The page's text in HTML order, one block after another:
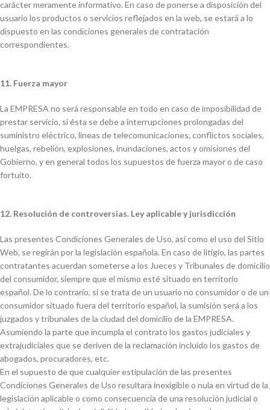
carácter meramente informativo. En caso de ponerse a disposición del
usuario los productos o servicios reflejados en la web, se estará a lo
dispuesto en las condiciones generales de contratación
correspondientes.
11. Fuerza mayor
La EMPRESA no será responsable en todo en caso de imposibilidad de
prestar servicio, si ésta se debe a interrupciones prolongadas del
suministro eléctrico, líneas de telecomunicaciones, conflictos sociales,
huelgas, rebelión, explosiones, inundaciones, actos y omisiones del
Gobierno, y en general todos los supuestos de fuerza mayor o de caso
fortuito.
12. Resolución de controversias. Ley aplicable y jurisdicción
Las presentes Condiciones Generales de Uso, así como el uso del Sitio
Web, se regirán por la legislación española. En caso de litigio, las partes
contratantes acuerdan someterse a los Jueces y Tribunales de domicilio
del consumidor, siempre que el mismo esté situado en territorio
español. De lo contrario, si se trata de un usuario no consumidor o de un
consumidor situado fuera del territorio español, la sumisión será a los
juzgados y tribunales de la ciudad del domicilio de la EMPRESA.
Asumiendo la parte que incumpla el contrato los gastos judiciales y
extrajudiciales que se deriven de la reclamación incluido los gastos de
abogados, procuradores, etc.
En el supuesto de que cualquier estipulación de las presentes
Condiciones Generales de Uso resultara inexigible o nula en virtud de la
legislación aplicable o como consecuencia de una resolución judicial o